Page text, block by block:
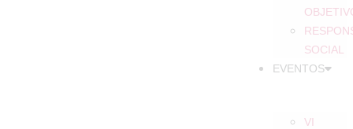
SOCIAL
EVENTOS
VI